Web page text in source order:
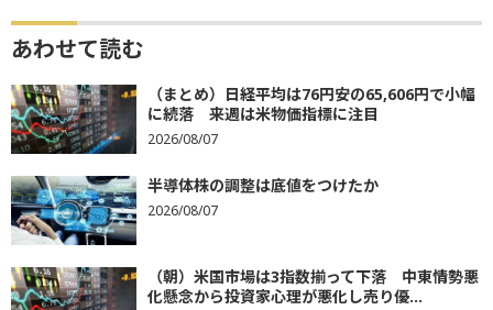
あわせて読む
（まとめ）日経平均は76円安の65,606円で小幅
に続落 来週は米物価指標に注目
2026/08/07
半導体株の調整は底値をつけたか
2026/08/07
（朝）米国市場は3指数揃って下落 中東情勢悪
化懸念から投資家心理が悪化し売り優...